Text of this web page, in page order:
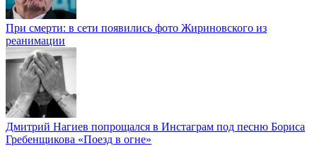
При смерти: в сети появились фото Жириновского из
реанимации
Дмитрий Нагиев попрощался в Инстаграм под песню Бориса
Гребенщикова «Поезд в огне»